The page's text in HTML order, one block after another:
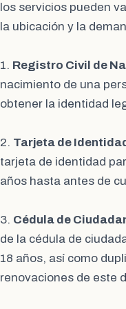
los servicios pueden
la ubicación y la
1. Registro Civil de
nacimiento de una
obtener la identidad
2. Tarjeta de
tarjeta de identidad
años hasta antes de
3. Cédula de
de la cédula de
18 años, así como
renovaciones de este